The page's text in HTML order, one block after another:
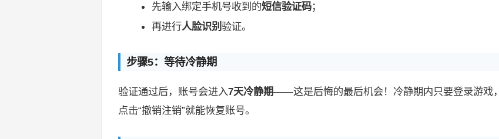
先输入绑定手机号收到的短信验证码；
再进行人脸识别验证。
步骤5：等待冷静期
验证通过后，账号会进入7天冷静期——这是后悔的最后机会！冷静期内只要登录游戏，
点击“撤销注销”就能恢复账号。